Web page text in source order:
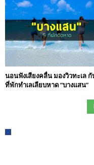
นอนฟังเสียงคลื่น มองวิวทะเล กั
ที่พักทำเลเลียบหาด “บางแสน”